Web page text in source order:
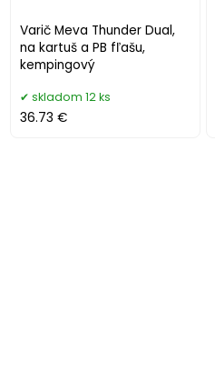
Varič Meva Thunder Dual,
na kartuš a PB fľašu,
kempingový
skladom 12 ks
36.73 €